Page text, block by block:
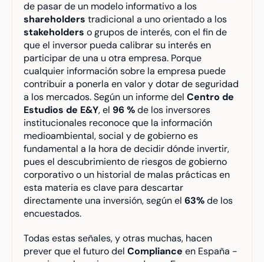
shareholders
stakeholders o grupos de interés, con el fin de
que el inversor pueda calibrar su interés en
participar de una u otra empresa. Porque
cualquier información sobre la empresa puede
contribuir a ponerla en valor y dotar de seguridad
a los mercados. Según un informe del Centro de
Estudios de E&Y, el 96 % de los inversores
institucionales reconoce que la información
medioambiental, social y de gobierno es
fundamental a la hora de decidir dónde invertir,
pues el descubrimiento de riesgos de gobierno
corporativo o un historial de malas prácticas en
esta materia es clave para descartar
directamente una inversión, según el 63% de los
encuestados.
Todas estas señales, y otras muchas, hacen
prever que el futuro del Compliance en España -